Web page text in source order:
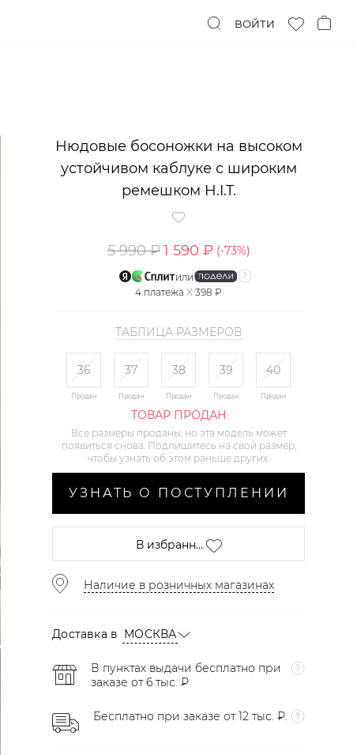
ВОЙТИ
Нюдовые босоножки на высоком
устойчивом каблуке с широким
ремешком H.I.T.
5 990 ₽1 590 ₽ (-73%)
или
4 платежаX 398 ₽
ТАБЛИЦА РАЗМЕРОВ
36
Продан
37
Продан
38
Продан
39
Продан
40
Продан
ТОВАР ПРОДАН
Все размеры проданы, но эта модель может
появиться снова. Подпишитесь на свой размер,
чтобы узнать об этом раньше других.
УЗНАТЬ О ПОСТУПЛЕНИИ
В избранн...
Наличие в розничных магазинах
Доставка в МОСКВА
В пунктах выдачи бесплатно при
заказе от 6 тыс. ₽
Бесплатно при заказе от 12 тыс. ₽.